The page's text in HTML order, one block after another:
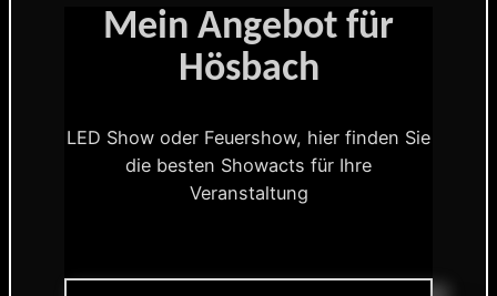
Mein Angebot für
Hösbach
LED Show oder Feuershow, hier finden Sie
die besten Showacts für Ihre
Veranstaltung